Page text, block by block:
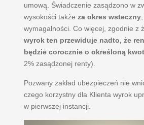
umową. Świadczenie zasądzono w
wysokości także za okres wsteczny
wymagalności. Co więcej, zgodnie z
wyrok ten przewiduje nadto, że
będzie corocznie o określoną
2% zasądzonej renty).
Pozwany zakład ubezpieczeń nie
czego korzystny dla Klienta wyrok
w pierwszej instancji.